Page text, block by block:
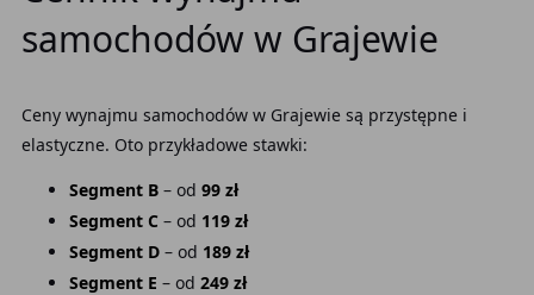
samochodów w Grajewie
Ceny wynajmu samochodów w Grajewie są przystępne i
elastyczne. Oto przykładowe stawki:
Segment B– od 99 zł
Segment C – od 119 zł
Segment D– od 189 zł
Segment E – od 249 zł